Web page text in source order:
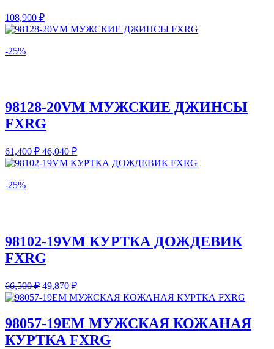
108,900 ₽
-25%
98128-20VM МУЖСКИЕ ДЖИНСЫ
FXRG
61,400₽ 46,040 ₽
-25%
98102-19VM КУРТКА ДОЖДЕВИК
FXRG
66,500₽ 49,870 ₽
98057-19EM МУЖСКАЯ КОЖАНАЯ
КУРТКА FXRG